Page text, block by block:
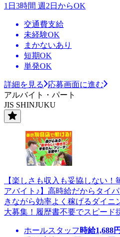
1日3時間 週2日からOK
交通費支給
未経験OK
まかないあり
短期OK
単発OK
詳細を見る
応募画面に進む
アルバイト・パート
JIS SHINJUKU
【楽しさも収入も妥協しない
アバイト♪】高時給だからタイ
きながら効率よく稼げるダイニ
大募集！履歴書不要でスピード
ホールスタッフ 時給1,688